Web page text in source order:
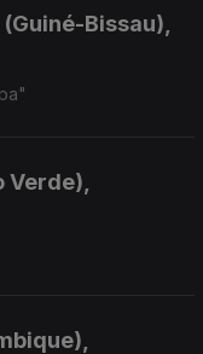
Bissau),
Verde),